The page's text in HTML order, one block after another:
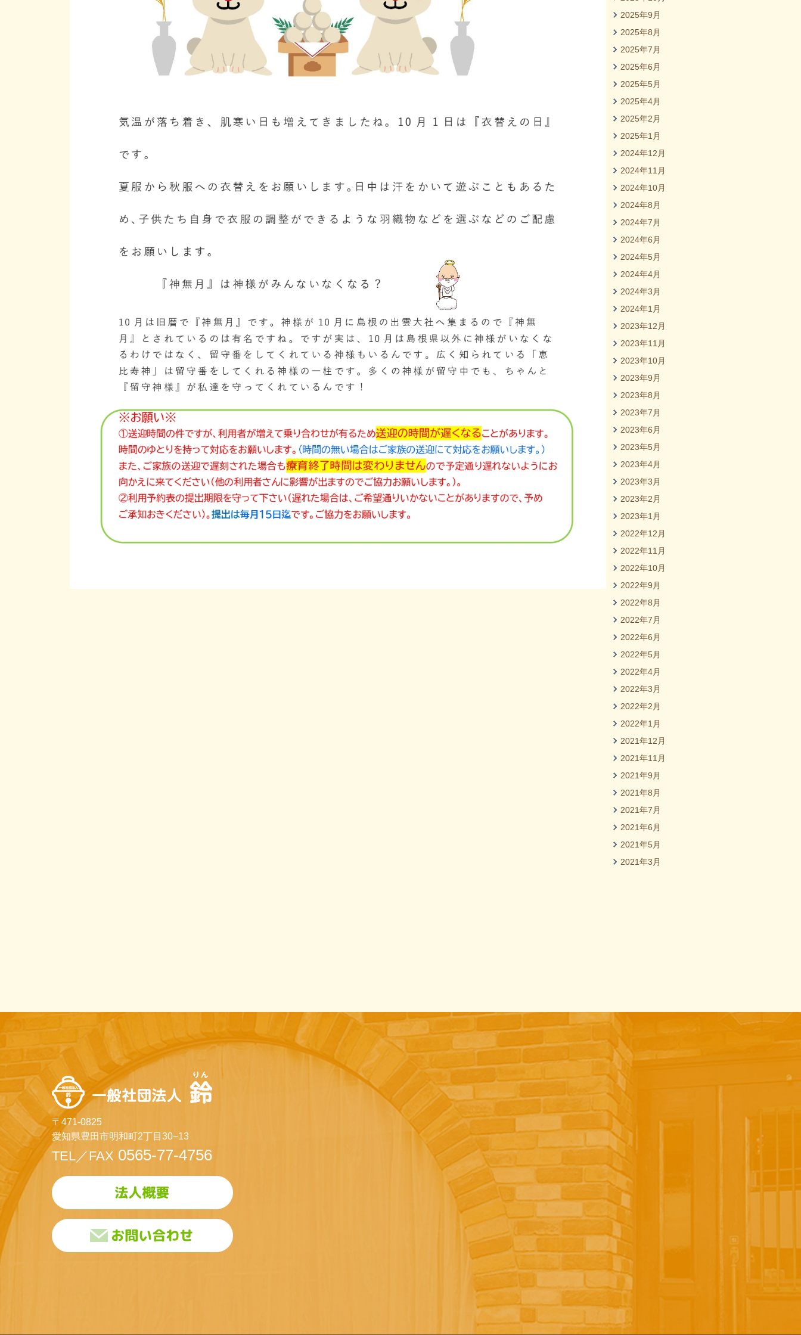
2025年9月
2025年8月
2025年7月
2025年6月
2025年5月
2025年4月
2025年2月
2025年1月
2024年12月
2024年11月
2024年10月
2024年8月
2024年7月
2024年6月
2024年5月
2024年4月
2024年3月
2024年1月
2023年12月
2023年11月
2023年10月
2023年9月
2023年8月
2023年7月
2023年6月
2023年5月
2023年4月
2023年3月
2023年2月
2023年1月
2022年12月
2022年11月
2022年10月
2022年9月
2022年8月
2022年7月
2022年6月
2022年5月
2022年4月
2022年3月
2022年2月
2022年1月
2021年12月
2021年11月
2021年9月
2021年8月
2021年7月
2021年6月
2021年5月
2021年3月
〒471-0825
愛知県豊田市明和町2丁目30−13
TEL／FAX 0565-77-4756